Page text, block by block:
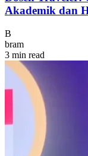
Akademik dan
B
bram
3 min read